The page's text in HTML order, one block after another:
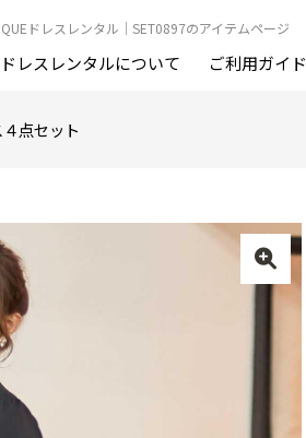
ドレスレンタル｜SET0897のアイテムページ
ドレスレンタルについて ご利用ガイド
４点セット